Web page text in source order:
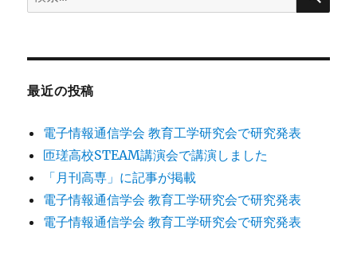
索:
最近の投稿
電子情報通信学会 教育工学研究会で研究発表
匝瑳高校STEAM講演会で講演しました
「月刊高専」に記事が掲載
電子情報通信学会 教育工学研究会で研究発表
電子情報通信学会 教育工学研究会で研究発表